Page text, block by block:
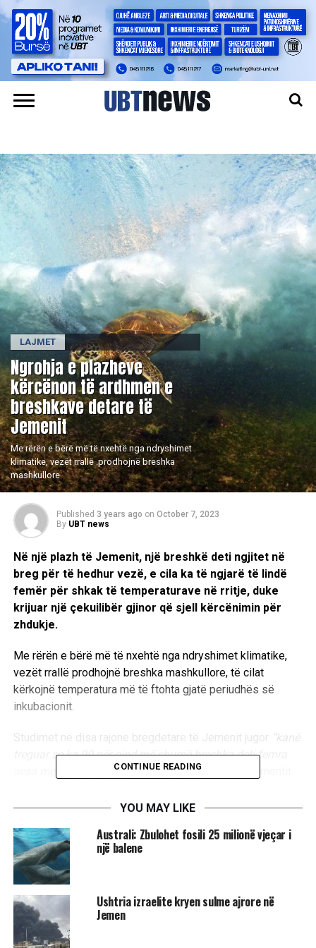
LAJMET
Ngrohja e plazheve
kërcënon të ardhmen e
breshkave detare të
Jemenit
Me rërën e bërë më të nxehtë nga ndryshimet
klimatike, vezët rrallë .prodhojnë breshka
mashkullore
Published 3 years ago on October 7, 2023
By UBT news
Në një plazh të Jemenit, një breshkë deti ngjitet në
breg për të hedhur vezë, e cila ka të ngjarë të lindë
femër për shkak të temperaturave në rritje, duke
krijuar një çekuilibër gjinor që sjell kërcënimin për
zhdukje.
Me rërën e bërë më të nxehtë nga ndryshimet klimatike,
vezët rrallë prodhojnë breshka mashkullore, të cilat
kërkojnë temperatura më të ftohta gjatë periudhës së
inkubacionit.
Studimet në disa rajone bregdetare të Jemenit jugor “kanë
treguar se ka 90 për qind më shumë breshka deti femra
tha Jamal Baouzir, drejtor i departamentit
zhdukjen e plotë të breshkave të detit në Jemen “në vitet
në vijim”, tha Baouzir.
Aktivisti mjedisor Hafiz Kelshat tha se përqindja e
meshkujve ishte “ulur ndjeshëm” vitet e fundit.
“Shumica e breshkave janë femra për shkak të ndryshimit
CONTINUE READING
YOU MAY LIKE
Australi: Zbulohet fosili 25 milionë vjeçar i
një balene
Ushtria izraelite kryen sulme ajrore në
Jemen